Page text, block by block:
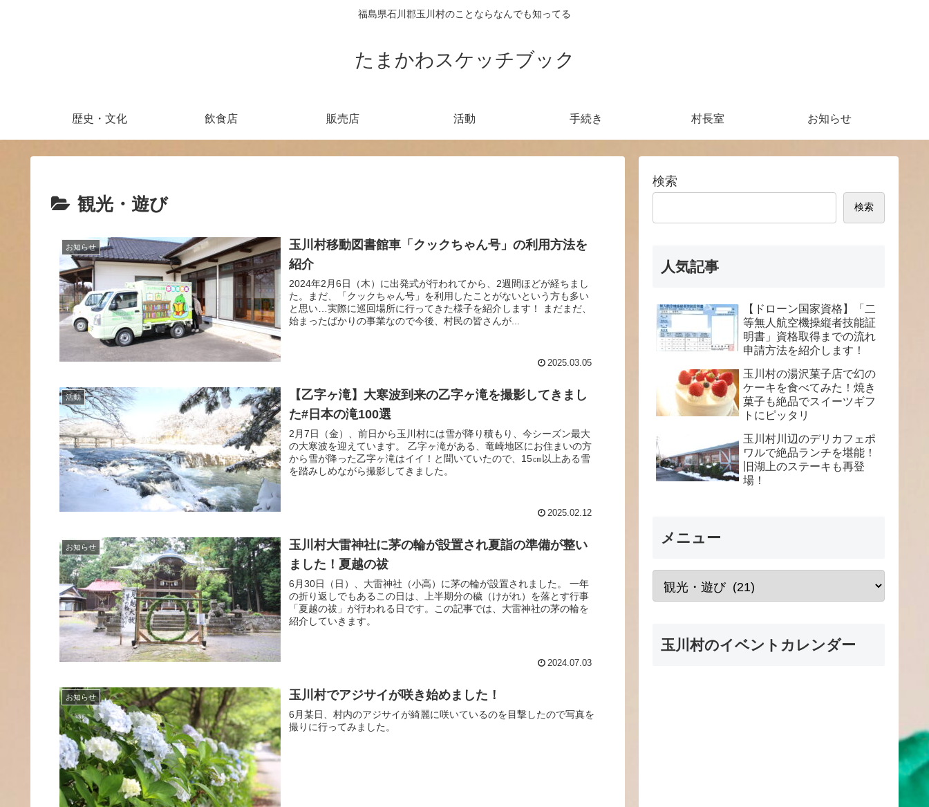
福島県石川郡玉川村のことならなんでも知ってる
たまかわスケッチブック
歴史・文化 飲食店 販売店 活動 手続き 村長室 お知らせ
観光・遊び
お知らせ
玉川村移動図書館車「クックちゃん号」の利用方法を
紹介
2024年2月6日（木）に出発式が行われてから、2週間ほどが経ちまし
た。まだ、「クックちゃん号」を利用したことがないという方も多い
と思い…実際に巡回場所に行ってきた様子を紹介します！ まだまだ、
始まったばかりの事業なので今後、村民の皆さんが...
2025.03.05
活動
【乙字ヶ滝】大寒波到来の乙字ヶ滝を撮影してきまし
た#日本の滝100選
2月7日（金）、前日から玉川村には雪が降り積もり、今シーズン最大
の大寒波を迎えています。 乙字ヶ滝がある、竜崎地区にお住まいの方
から雪が降った乙字ヶ滝はイイ！と聞いていたので、15㎝以上ある雪
を踏みしめながら撮影してきました。
2025.02.12
お知らせ
玉川村大雷神社に茅の輪が設置され夏詣の準備が整い
ました！夏越の祓
6月30日（日）、大雷神社（小高）に茅の輪が設置されました。 一年
の折り返しでもあるこの日は、上半期分の穢（けがれ）を落とす行事
「夏越の祓」が行われる日です。この記事では、大雷神社の茅の輪を
紹介していきます。
2024.07.03
お知らせ 玉川村でアジサイが咲き始めました！
6月某日、村内のアジサイが綺麗に咲いているのを目撃したので写真を
撮りに行ってみました。
検索
検索
人気記事
【ドローン国家資格】「二
等無人航空機操縦者技能証
明書」資格取得までの流れ
申請方法を紹介します！
玉川村の湯沢菓子店で幻の
ケーキを食べてみた！焼き
菓子も絶品でスイーツギフ
トにピッタリ
玉川村川辺のデリカフェポ
ワルで絶品ランチを堪能！
旧湖上のステーキも再登
場！
メニュー
玉川村のイベントカレンダー